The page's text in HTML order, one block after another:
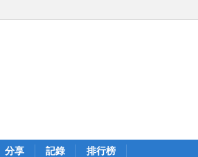
分享 記錄 排行榜